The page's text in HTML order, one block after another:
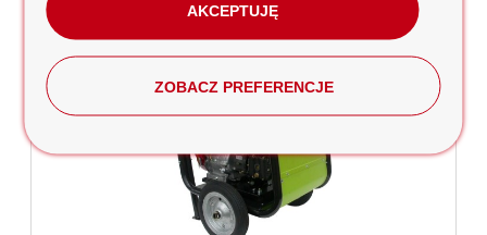
promocja
AKCEPTUJĘ
ZOBACZ PREFERENCJE